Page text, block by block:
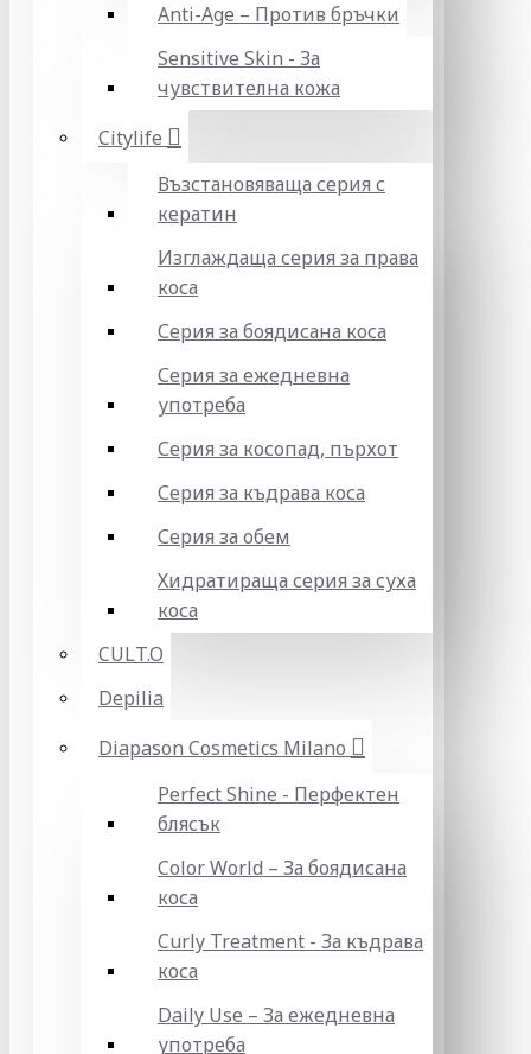
Anti-Age – Против бръчки
Sensitive Skin - За
чувствителна кожа
Citylife
Възстановяваща серия с
кератин
Изглаждаща серия за права
коса
Серия за боядисана коса
Серия за ежедневна
употреба
Серия за косопад, пърхот
Серия за къдрава коса
Серия за обем
Хидратираща серия за суха
коса
CULT.O
Depilia
Diapason Cosmetics Milano
Perfect Shine - Перфектен
блясък
Color World – За боядисана
коса
Curly Treatment - За къдрава
коса
Daily Use – За ежедневна
употреба